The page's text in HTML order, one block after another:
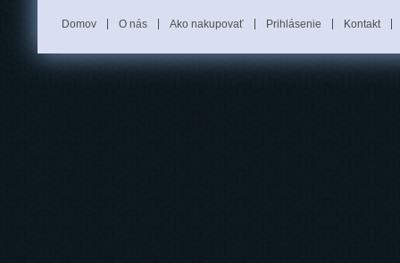
Domov O nás Ako nakupovať Prihlásenie Kontakt